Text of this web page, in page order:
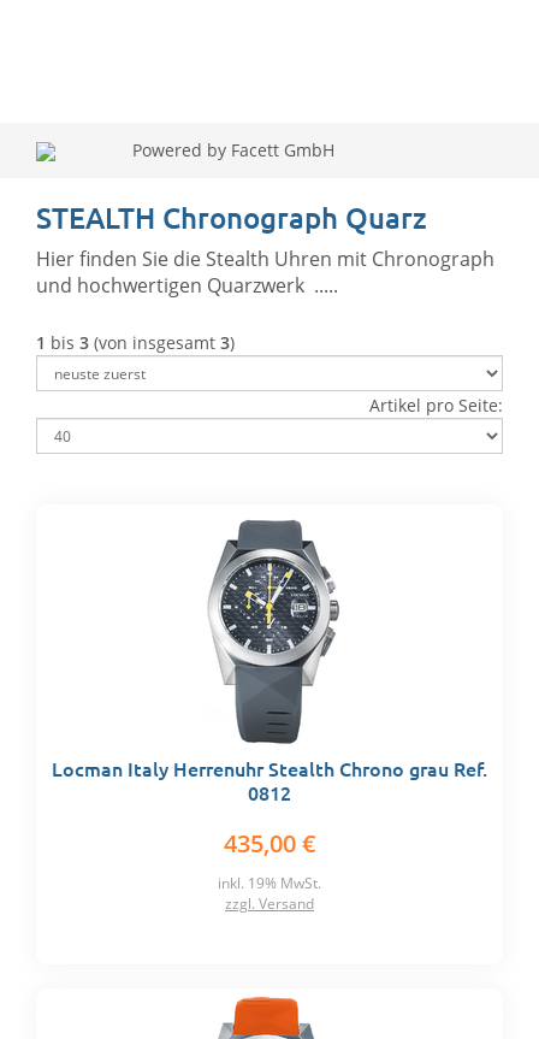
Powered by Facett GmbH
STEALTH Chronograph Quarz
Hier finden Sie die Stealth Uhren mit Chronograph
und hochwertigen Quarzwerk .....
1 bis 3 (von insgesamt 3)
Artikel pro Seite:
Locman Italy Herrenuhr Stealth Chrono grau Ref.
0812
435,00 €
inkl. 19% MwSt.
zzgl. Versand